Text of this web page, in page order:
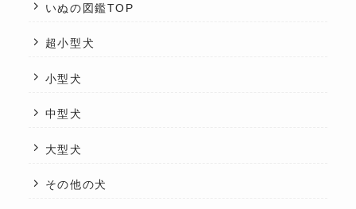
いぬの図鑑TOP
超小型犬
小型犬
中型犬
大型犬
その他の犬